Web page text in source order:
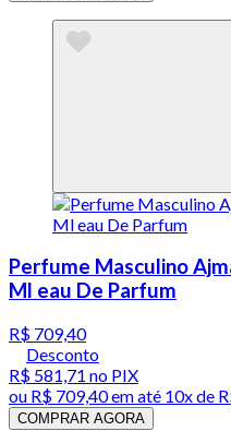
Perfume Masculino
Ml eau De Parfum
R$ 709,40
Desconto
R$ 581,71 no PIX
ou R$ 709,40em até 10x de
COMPRAR AGORA